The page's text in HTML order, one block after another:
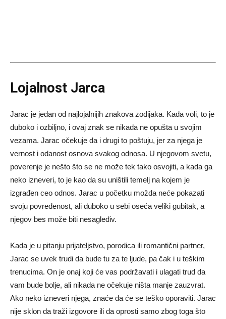
Lojalnost Jarca
Jarac je jedan od najlojalnijih znakova zodijaka. Kada voli, to je
duboko i ozbiljno, i ovaj znak se nikada ne opušta u svojim
vezama. Jarac očekuje da i drugi to poštuju, jer za njega je
vernost i odanost osnova svakog odnosa. U njegovom svetu,
poverenje je nešto što se ne može tek tako osvojiti, a kada ga
neko izneveri, to je kao da su uništili temelj na kojem je
izgrađen ceo odnos. Jarac u početku možda neće pokazati
svoju povređenost, ali duboko u sebi oseća veliki gubitak, a
njegov bes može biti nesaglediv.
Kada je u pitanju prijateljstvo, porodica ili romantični partner,
Jarac se uvek trudi da bude tu za te ljude, pa čak i u teškim
trenucima. On je onaj koji će vas podržavati i ulagati trud da
vam bude bolje, ali nikada ne očekuje ništa manje zauzvrat.
Ako neko izneveri njega, znaće da će se teško oporaviti. Jarac
nije sklon da traži izgovore ili da oprosti samo zbog toga što